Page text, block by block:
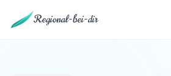
Regional-bei-dir